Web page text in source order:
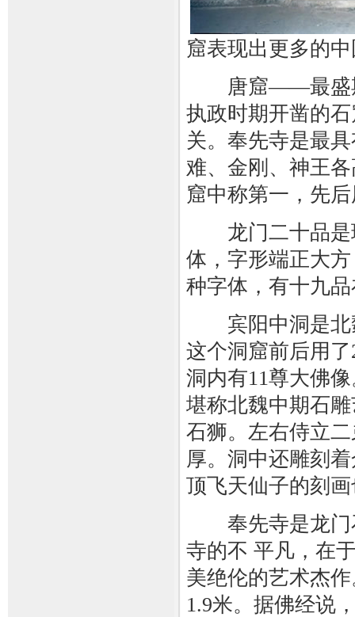
窟表现出更多的
唐窟——最盛期
执政时期开凿的
关。奉先寺是最
难、金刚、神王
窟中称第一，先
龙门二十品是
体，字形端正大
种字体，有十九
宾阳中洞是北
这个洞窟前后用
洞内有11尊大佛
堪称北魏中期石
石狮。左右侍立
厚。洞中还雕刻
顶飞天仙子的刻
奉先寺是龙门
寺的不 平凡，在
美绝伦的艺术杰
1.9米。据佛经说